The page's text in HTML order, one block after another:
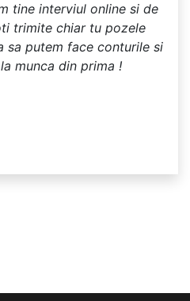
tine interviul online si de
trimite chiar tu pozele
sa putem face conturile si
munca din prima !